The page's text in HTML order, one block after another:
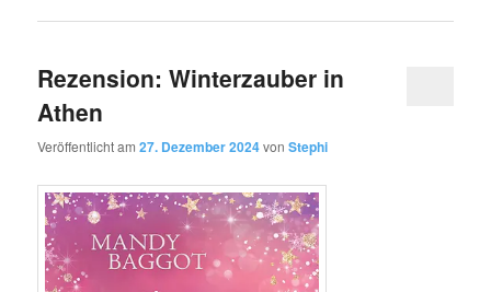
Rezension: Winterzauber in
Athen
Veröffentlicht am27. Dezember 2024vonStephi